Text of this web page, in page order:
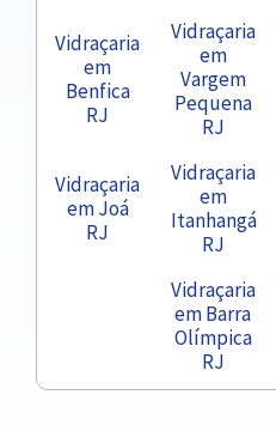
Vidraçaria
em
Benfica
RJ
Vidraçaria
em
Vargem
Pequena
RJ
Vidraçaria
em Joá
RJ
Vidraçaria
em
Itanhangá
RJ
Vidraçaria
em Barra
Olímpica
RJ